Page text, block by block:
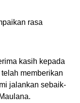
rasa
kasih kepada
memberikan
jalankan sebaik-